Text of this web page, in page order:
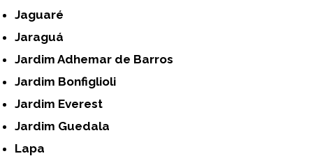
Jaguaré
Jaraguá
Jardim Adhemar de Barros
Jardim Bonfiglioli
Jardim Everest
Jardim Guedala
Lapa